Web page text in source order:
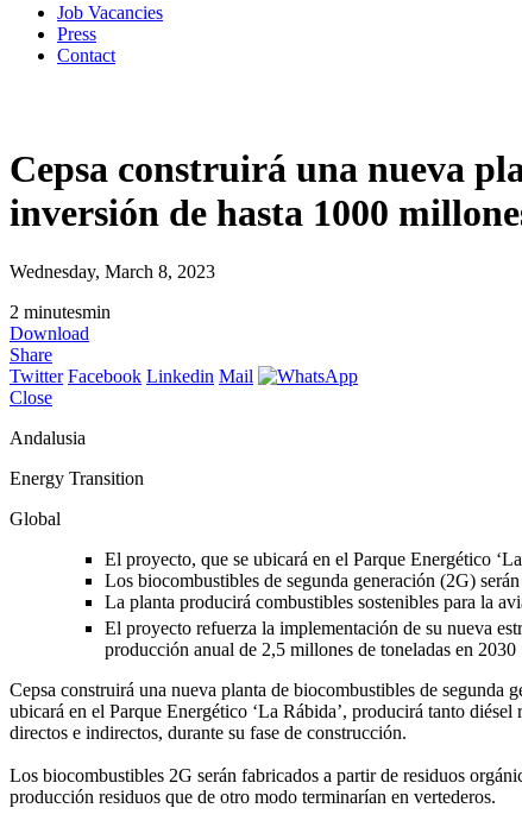
Job Vacancies
Press
Contact
Cepsa construirá una nueva
inversión de hasta 1000
Wednesday, March 8, 2023
2 minutesmin
Download
Share
Twitter Facebook Linkedin Mail
Close
Andalusia
Energy Transition
Global
El proyecto, que se ubicará en el Parque Energético
Los biocombustibles de segunda generación (2G)
La planta producirá combustibles sostenibles para la
El proyecto refuerza la implementación de su nueva
producción anual de 2,5 millones de toneladas en 2030
Cepsa construirá una nueva planta de biocombustibles de segunda
ubicará en el Parque Energético ‘La Rábida’, producirá tanto
directos e indirectos, durante su fase de construcción.
Los biocombustibles 2G serán fabricados a partir de residuos
producción residuos que de otro modo terminarían en vertederos.